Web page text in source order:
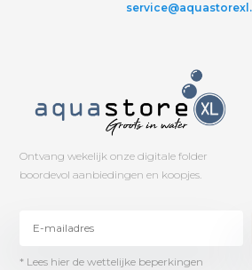
Ontvang wekelijk onze digitale folder
boordevol aanbiedingen en koopjes.
* Lees hier de wettelijke beperkingen